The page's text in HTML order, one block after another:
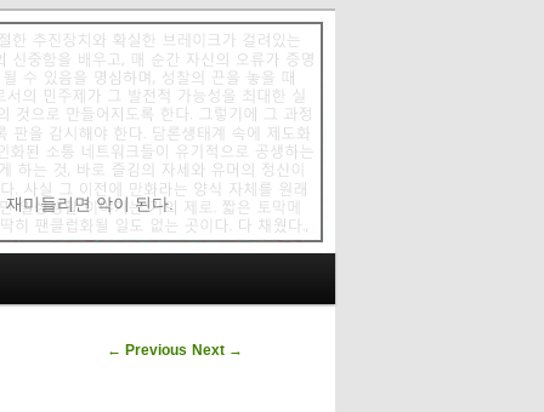
미들리면 악이 된다.
Post navigation
← Previous Next →